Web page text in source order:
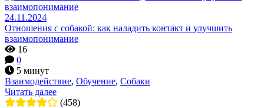
24.11.2024
Отношения с собакой: как наладить контакт и улучшить
взаимопонимание
16
0
5 минут
Взаимодействие, Обучение, Собаки
Читать далее
(458)